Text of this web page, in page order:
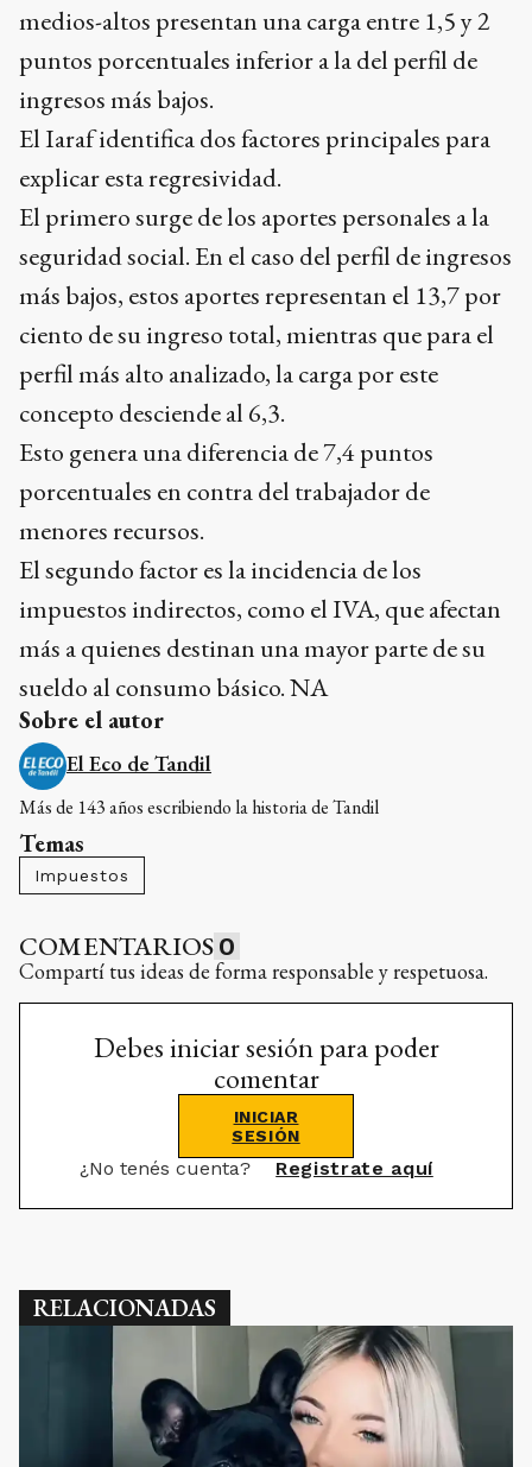
medios-altos presentan una carga entre 1,5 y 2
puntos porcentuales inferior a la del perfil de
ingresos más bajos.
El Iaraf identifica dos factores principales para
explicar esta regresividad.
El primero surge de los aportes personales a la
seguridad social. En el caso del perfil de ingresos
más bajos, estos aportes representan el 13,7 por
ciento de su ingreso total, mientras que para el
perfil más alto analizado, la carga por este
concepto desciende al 6,3.
Esto genera una diferencia de 7,4 puntos
porcentuales en contra del trabajador de
menores recursos.
El segundo factor es la incidencia de los
impuestos indirectos, como el IVA, que afectan
más a quienes destinan una mayor parte de su
sueldo al consumo básico. NA
Sobre el autor
El Eco de Tandil
Más de 143 años escribiendo la historia de Tandil
Temas
Impuestos
COMENTARIOS 0
Compartí tus ideas de forma responsable y respetuosa.
Debes iniciar sesión para poder
comentar
INICIAR
SESIÓN
¿No tenés cuenta? Registrate aquí
RELACIONADAS